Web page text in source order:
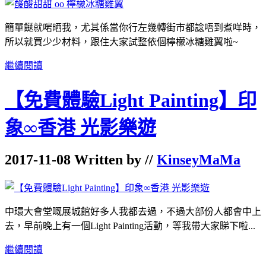
簡單餸就啱晒我，尤其係當你行左幾轉街市都諗唔到煮咩時，
所以就買少少材料，跟住大家試整依個檸檬冰糖雞翼啦~
繼續閱讀
【免費體驗Light Painting】印
象∞香港 光影樂遊
2017-11-08 Written by // KinseyMaMa
中環大會堂嘅展城館好多人我都去過，不過大部份人都會中上
去，早前晚上有一個Light Painting活動，等我帶大家睇下啦...
繼續閱讀